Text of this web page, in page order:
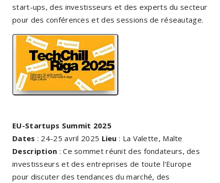
start-ups, des investisseurs et des experts du secteur
pour des conférences et des sessions de réseautage.
EU-Startups Summit 2025
Dates : 24-25 avril 2025 Lieu : La Valette, Malte
Description : Ce sommet réunit des fondateurs, des
investisseurs et des entreprises de toute l'Europe
pour discuter des tendances du marché, des